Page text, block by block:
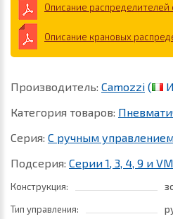
Описание распределителей
Описание крановых
Производитель: Camozzi (
Категория товаров:
Серия: С ручным
Подсерия: Серии 1, 3, 4, 9 и
Конструкция:
Тип управления: